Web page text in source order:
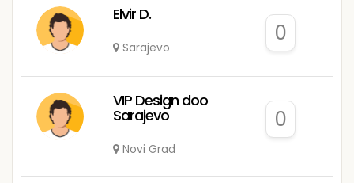
Elvir D.
Sarajevo
0
VIP Design doo
Sarajevo
Novi Grad
0